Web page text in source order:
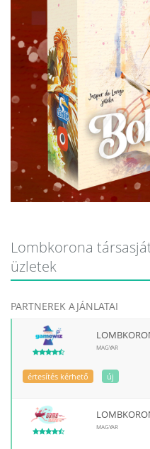
Lombkorona
üzletek
PARTNEREK AJÁNLATAI
MAGYAR
értesítés kérhető új
MAGYAR